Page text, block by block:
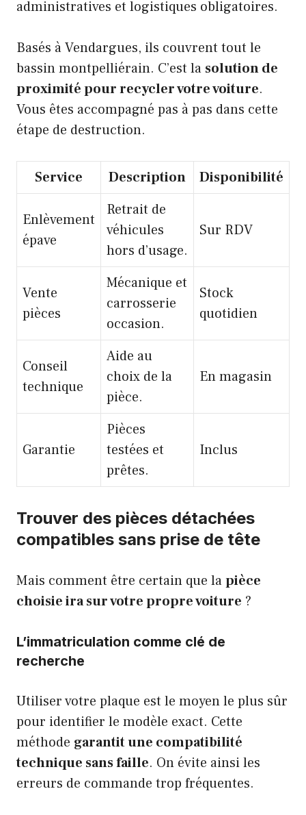
administratives et logistiques obligatoires.
Basés à Vendargues, ils couvrent tout le
bassin montpelliérain. C’est la solution de
proximité pour recycler votre voiture.
Vous êtes accompagné pas à pas dans cette
étape de destruction.
Service Description Disponibilité
Enlèvement
épave
Retrait de
véhicules
hors d’usage.
Sur RDV
Vente
pièces
Mécanique et
carrosserie
occasion.
Stock
quotidien
Conseil
technique
Aide au
choix de la
pièce.
En magasin
Garantie
Pièces
testées et
prêtes.
Inclus
Trouver des pièces détachées
compatibles sans prise de tête
Mais comment être certain que lapièce
choisie ira sur votre propre voiture ?
L’immatriculation comme clé de
recherche
Utiliser votre plaque est le moyen le plus sûr
pour identifier le modèle exact. Cette
méthode garantit une compatibilité
technique sans faille. On évite ainsi les
erreurs de commande trop fréquentes.